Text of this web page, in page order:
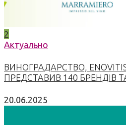
2
Актуально
ВИНОГРАДАРСТВО,
ПРЕДСТАВИВ 140 БРЕНДІВ
20.06.2025